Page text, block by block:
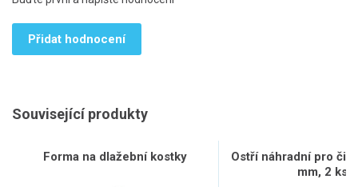
Přidat hodnocení
Související produkty
Forma na dlažební kostky
Ostří náhradní pro
mm, 2 ks